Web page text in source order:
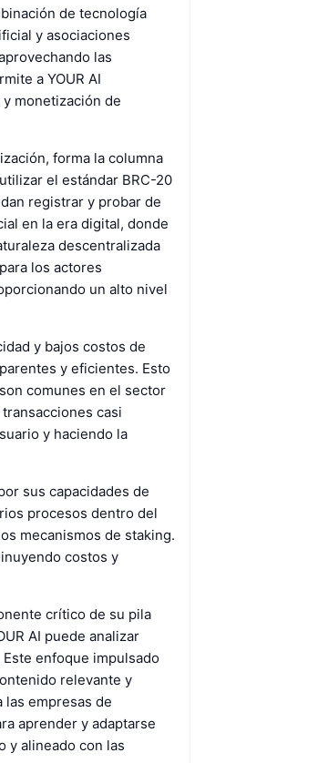
de tecnología
y asociaciones
las
a YOUR AI
monetización de
forma la columna
el estándar BRC-20
registrar y probar de
en la era digital, donde
descentralizada
los actores
un alto nivel
y bajos costos de
y eficientes. Esto
comunes en el sector
casi
y haciendo la
sus capacidades de
procesos dentro del
mecanismos de staking.
costos y
crítico de su pila
AI puede analizar
enfoque impulsado
relevante y
las empresas de
aprender y adaptarse
y alineado con las